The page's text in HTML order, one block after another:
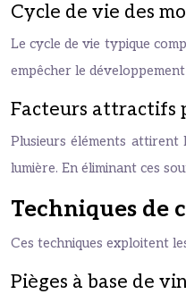
Cycle de vie des
Le cycle de vie typique
empêcher le
Facteurs attractifs
Plusieurs éléments attirent
lumière. En éliminant ces
Techniques de
Ces techniques exploitent
Pièges à base de